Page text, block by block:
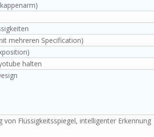
mehreren Specification)
halten
von Flüssigkeitsspiegel, intelligenter Erkennung